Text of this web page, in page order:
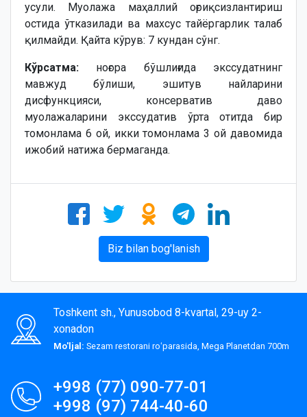
усули. Муолажа маҳаллий оғриқсизлантириш
остида ўтказилади ва махсус тайёргарлик талаб
қилмайди. Қайта кўрув: 7 кундан сўнг.
Кўрсатма: ноғора бўшлиғида экссудатнинг
мавжуд бўлиши, эшитув найларини
дисфункцияси, консерватив даво
муолажаларини экссудатив ўрта отитда бир
томонлама 6 ой, икки томонлама 3 ой давомида
ижобий натижа бермаганда.
Biz bilan bog'lanish
Toshkent sh., Yunusobod 8-kvartal, 29-uy 2-
xonadon
Mo'ljal: Sezam restorani roʻparasida, Mega Planetdan 700m
+998 (77) 090-77-01
+998 (97) 744-40-60